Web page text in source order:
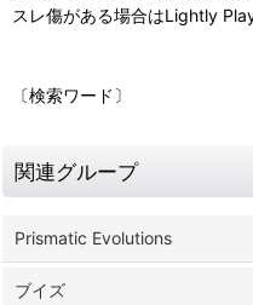
スレ傷がある場合はLightly
〔検索ワード〕
関連グループ
Prismatic Evolutions
ブイズ